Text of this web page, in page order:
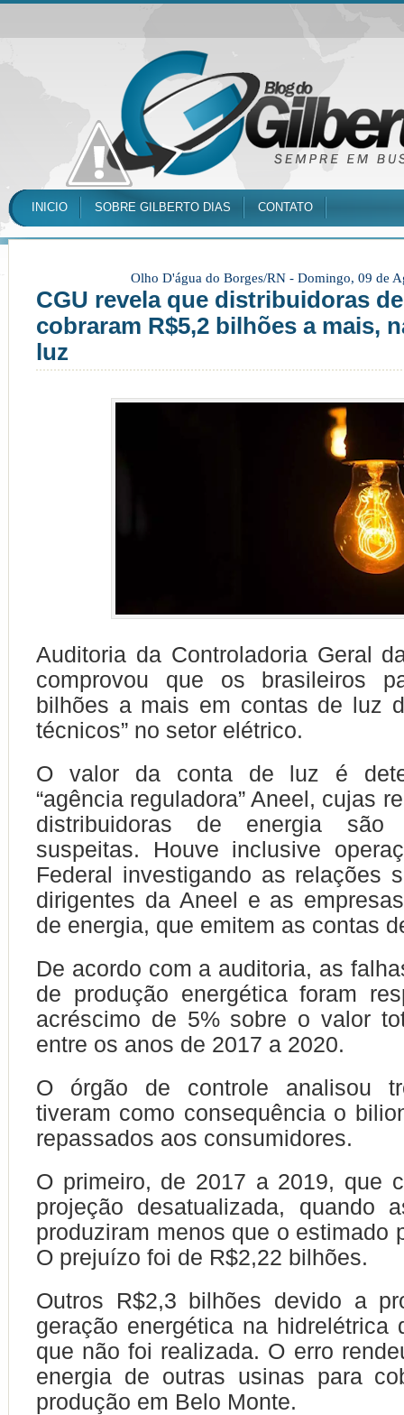
INICIO SOBRE GILBERTO DIAS CONTATO
Olho D'água do Borges/RN - Domingo, 09 de
CGU revela que distribuidoras
cobraram R$5,2 bilhões a mais,
luz
Auditoria da Controladoria Geral
comprovou que os brasileiros
bilhões a mais em contas de luz
técnicos” no setor elétrico.
O valor da conta de luz é
“agência reguladora” Aneel, cujas
distribuidoras de energia são
suspeitas. Houve inclusive
Federal investigando as relações
dirigentes da Aneel e as
de energia, que emitem as contas
De acordo com a auditoria, as
de produção energética foram
acréscimo de 5% sobre o valor
entre os anos de 2017 a 2020.
O órgão de controle analisou
tiveram como consequência o
repassados aos consumidores.
O primeiro, de 2017 a 2019, que
projeção desatualizada, quando
produziram menos que o estimado
O prejuízo foi de R$2,22 bilhões.
Outros R$2,3 bilhões devido a
geração energética na hidrelétrica
que não foi realizada. O erro
energia de outras usinas para
produção em Belo Monte.